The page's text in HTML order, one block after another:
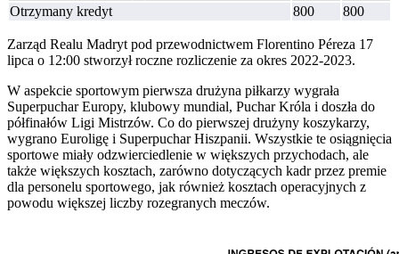
Otrzymany kredyt
800 800
Zarząd Realu Madryt pod przewodnictwem Florentino Péreza 17
lipca o 12:00 stworzył roczne rozliczenie za okres 2022-2023.
W aspekcie sportowym pierwsza drużyna piłkarzy wygrała
Superpuchar Europy, klubowy mundial, Puchar Króla i doszła do
półfinałów Ligi Mistrzów. Co do pierwszej drużyny koszykarzy,
wygrano Euroligę i Superpuchar Hiszpanii. Wszystkie te osiągnięcia
sportowe miały odzwierciedlenie w większych przychodach, ale
także większych kosztach, zarówno dotyczących kadr przez premie
dla personelu sportowego, jak również kosztach operacyjnych z
powodu większej liczby rozegranych meczów.